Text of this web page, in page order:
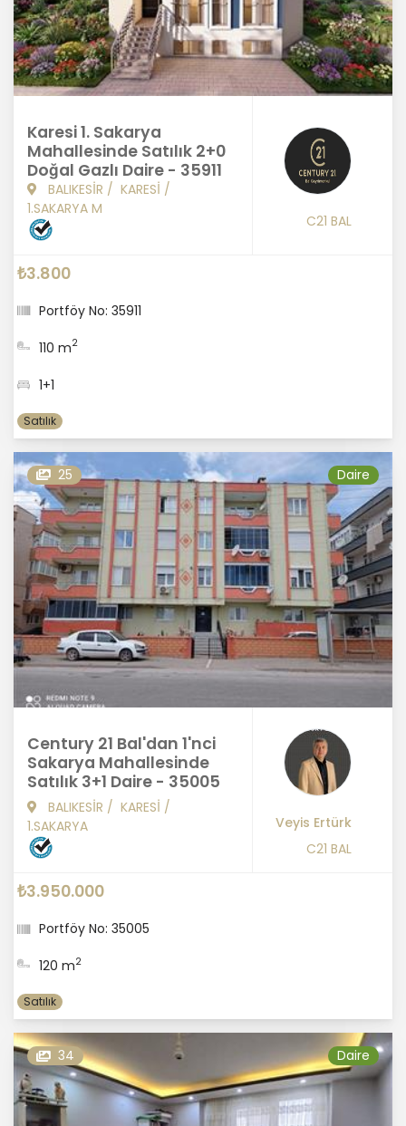
Karesi 1. Sakarya
Mahallesinde Satılık 2+0
Doğal Gazlı Daire - 35911
BALIKESİR / KARESİ /
1.SAKARYA M
C21 BAL
₺3.800
Portföy No: 35911
110 m2
1+1
Satılık
25 Daire
Century 21 Bal'dan 1'nci
Sakarya Mahallesinde
Satılık 3+1 Daire - 35005
BALIKESİR / KARESİ /
1.SAKARYA
Veyis Ertürk
C21 BAL
₺3.950.000
Portföy No: 35005
120 m2
Satılık
34 Daire